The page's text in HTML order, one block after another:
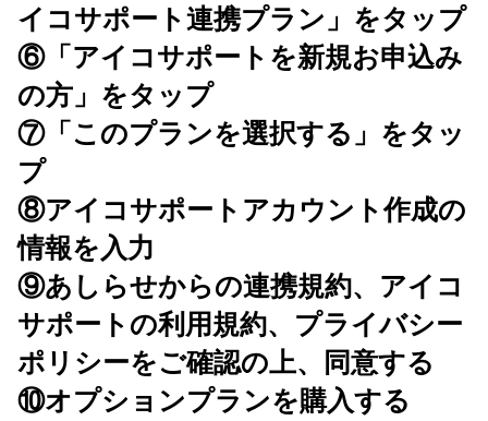
イコサポート連携プラン」をタップ
⑥「アイコサポートを新規お申込み
の方」をタップ
⑦「このプランを選択する」をタッ
プ
⑧アイコサポートアカウント作成の
情報を入力
⑨あしらせからの連携規約、アイコ
サポートの利用規約、プライバシー
ポリシーをご確認の上、同意する
⑩オプションプランを購入する